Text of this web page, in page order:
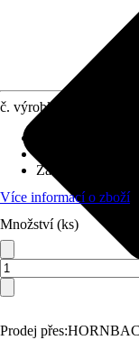
Prodej přes:
č. výrobku
Základní barva
Více informací o zboží
Množství (ks)